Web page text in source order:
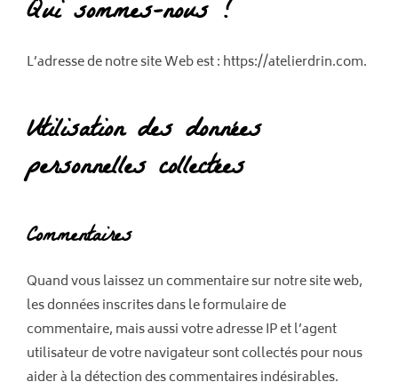
Qui sommes-nous ?
L’adresse de notre site Web est : https://atelierdrin.com.
Utilisation des données
personnelles collectées
Commentaires
Quand vous laissez un commentaire sur notre site web,
les données inscrites dans le formulaire de
commentaire, mais aussi votre adresse IP et l’agent
utilisateur de votre navigateur sont collectés pour nous
aider à la détection des commentaires indésirables.